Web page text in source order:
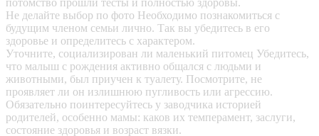
потомство прошли тесты и полностью здоровы.
Не делайте выбор по фото Необходимо познакомиться с
будущим членом семьи лично. Так вы убедитесь в его
здоровье и определитесь с характером.
Уточните, социализирован ли маленький питомец Убедитесь,
что малыш с рождения активно общался с людьми и
животными, был приучен к туалету. Посмотрите, не
проявляет ли он излишнюю пугливость или агрессию.
Обязательно поинтересуйтесь у заводчика историей
родителей, особенно мамы: каков их темперамент, заслуги,
состояние здоровья и возраст вязки.